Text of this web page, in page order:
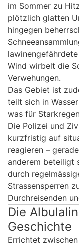
im Sommer zu
plötzlich glatten
hingegen
Wind wirbelt die
Verwehungen.
Das Gebiet ist
teilt sich in
was für
Die Polizei und
kurzfristig auf
reagieren –
anderem beteiligt
durch
Strassensperren
Durchreisenden
Die
Geschichte
Errichtet